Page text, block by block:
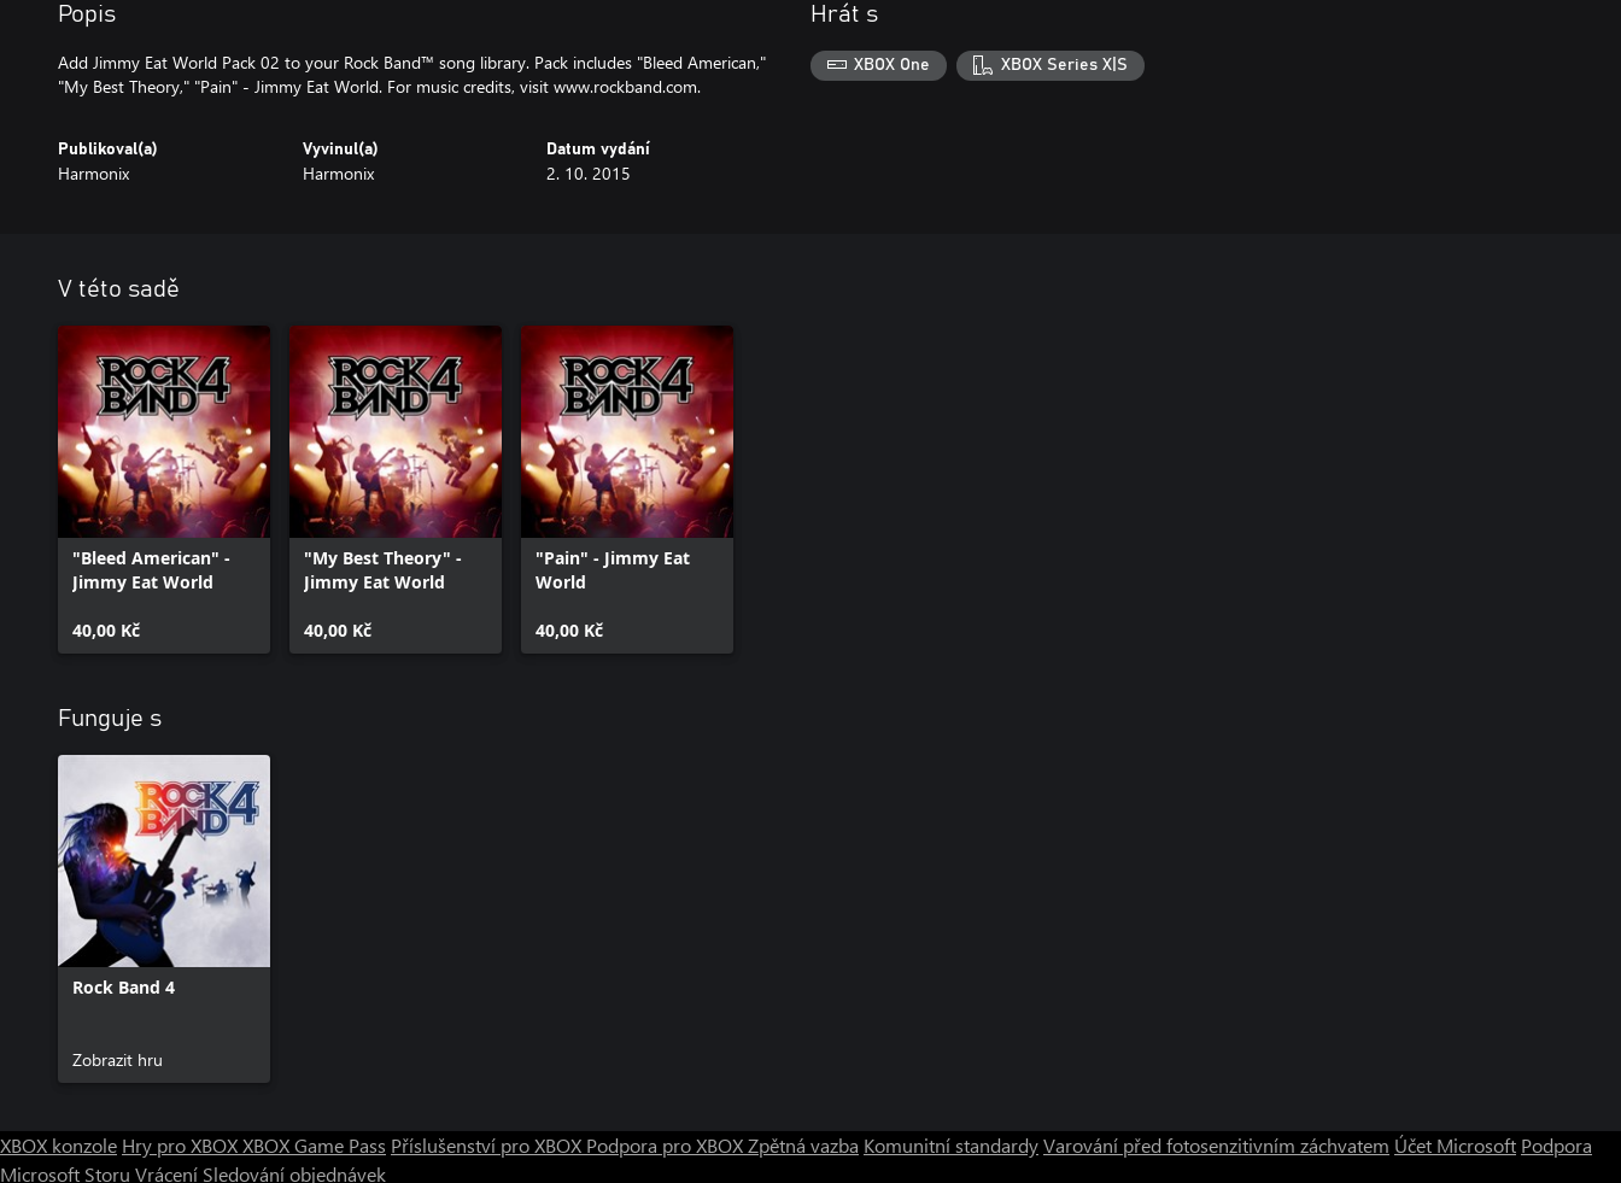
Popis
Add Jimmy Eat World Pack 02 to your Rock Band™ song library. Pack includes "Bleed American,"
"My Best Theory," "Pain" - Jimmy Eat World. For music credits, visit www.rockband.com.
Publikoval(a)
Harmonix
Vyvinul(a)
Harmonix
Datum vydání
2. 10. 2015
Hrát s
XBOX One XBOX Series X|S
V této sadě
"Bleed American" -
Jimmy Eat World
40,00 Kč
"My Best Theory" -
Jimmy Eat World
40,00 Kč
"Pain" - Jimmy Eat
World
40,00 Kč
Funguje s
Rock Band 4
Zobrazit hru
XBOX konzole Hry pro XBOXXBOX Game Pass Příslušenství pro XBOX Podpora pro XBOXZpětná vazba Komunitní standardyVarování před fotosenzitivním záchvatem Účet Microsoft Podpora
Microsoft Storu Vrácení Sledování objednávek